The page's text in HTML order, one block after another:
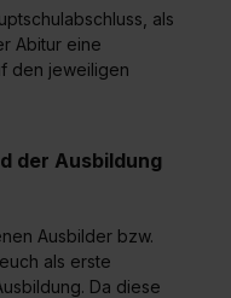
Klick auf „Detailsals
Abitur eine
den jeweiligen
der Ausbildung
Ausbilder bzw.
als erste
Da diese